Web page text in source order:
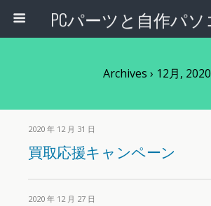
Archives › 12月, 2020
2020 年 12 月 31 日
買取応援キャンペーン
2020 年 12 月 27 日